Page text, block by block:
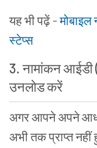
यहभीपढ़ें -मोबाइल
स्टेप्स
3.नामांकनआईडी
उनलोडकरें
अगरआपनेअपने
अभीतकप्राप्तनहीं